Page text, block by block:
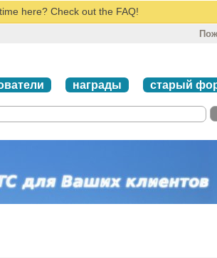
here? Check out the FAQ!
награды старый